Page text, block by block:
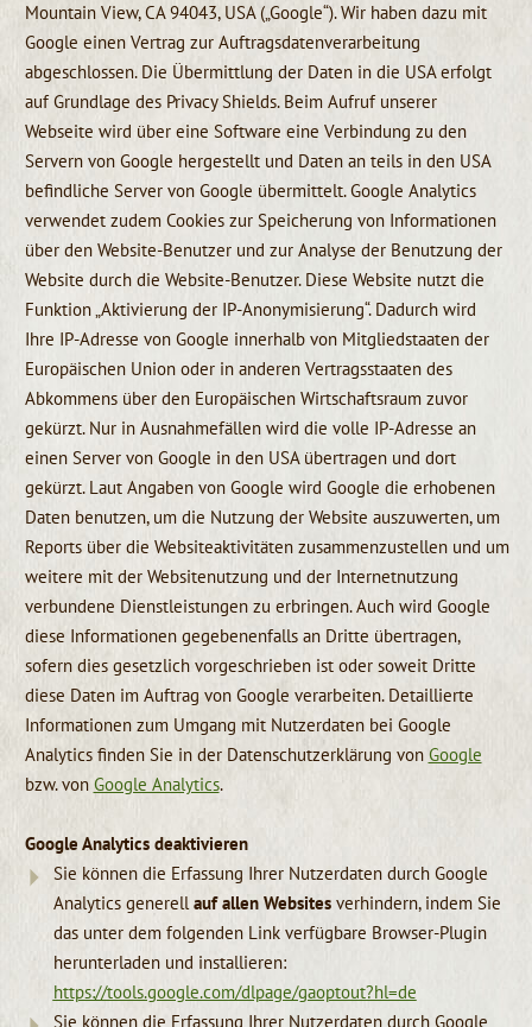
Mountain View, CA 94043, USA („Google“). Wir haben dazu mit
Google einen Vertrag zur Auftragsdatenverarbeitung
abgeschlossen. Die Übermittlung der Daten in die USA erfolgt
auf Grundlage des Privacy Shields. Beim Aufruf unserer
Webseite wird über eine Software eine Verbindung zu den
Servern von Google hergestellt und Daten an teils in den USA
befindliche Server von Google übermittelt. Google Analytics
verwendet zudem Cookies zur Speicherung von Informationen
über den Website-Benutzer und zur Analyse der Benutzung der
Website durch die Website-Benutzer. Diese Website nutzt die
Funktion „Aktivierung der IP-Anonymisierung“. Dadurch wird
Ihre IP-Adresse von Google innerhalb von Mitgliedstaaten der
Europäischen Union oder in anderen Vertragsstaaten des
Abkommens über den Europäischen Wirtschaftsraum zuvor
gekürzt. Nur in Ausnahmefällen wird die volle IP-Adresse an
einen Server von Google in den USA übertragen und dort
gekürzt. Laut Angaben von Google wird Google die erhobenen
Daten benutzen, um die Nutzung der Website auszuwerten, um
Reports über die Websiteaktivitäten zusammenzustellen und um
weitere mit der Websitenutzung und der Internetnutzung
verbundene Dienstleistungen zu erbringen. Auch wird Google
diese Informationen gegebenenfalls an Dritte übertragen,
sofern dies gesetzlich vorgeschrieben ist oder soweit Dritte
diese Daten im Auftrag von Google verarbeiten. Detaillierte
Informationen zum Umgang mit Nutzerdaten bei Google
Analytics finden Sie in der Datenschutzerklärung von Google
bzw. von Google Analytics.
Google Analytics deaktivieren
Sie können die Erfassung Ihrer Nutzerdaten durch Google
Analytics generellauf allen Websitesverhindern, indem Sie
das unter dem folgenden Link verfügbare Browser-Plugin
herunterladen und installieren:
https://tools.google.com/dlpage/gaoptout?hl=de
Sie können die Erfassung Ihrer Nutzerdaten durch Google